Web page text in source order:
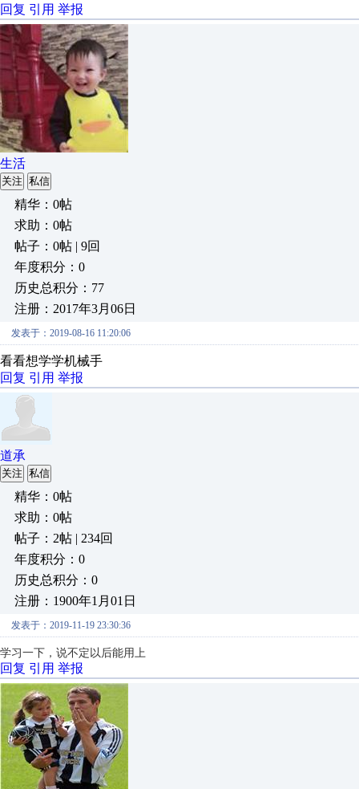
回复 引用 举报
生活
关注 私信
精华：0帖
求助：0帖
帖子：0帖 | 9回
年度积分：0
历史总积分：77
注册：2017年3月06日
发表于：2019-08-16 11:20:06
看看想学学机械手
回复 引用 举报
道承
关注 私信
精华：0帖
求助：0帖
帖子：2帖 | 234回
年度积分：0
历史总积分：0
注册：1900年1月01日
发表于：2019-11-19 23:30:36
学习一下，说不定以后能用上
回复 引用 举报